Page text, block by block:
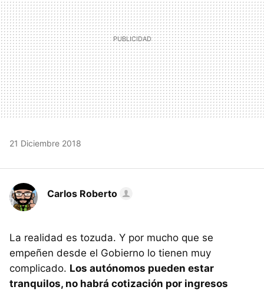
21 Diciembre 2018
Carlos Roberto
La realidad es tozuda. Y por mucho que se
empeñen desde el Gobierno lo tienen muy
complicado. Los autónomos pueden estar
tranquilos, no habrá cotización por ingresos